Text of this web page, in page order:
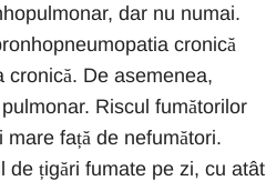
dar nu numai.
cronică
cronică. De asemenea,
Riscul fumătorilor
față de nefumători.
de țigări fumate pe zi, cu atât